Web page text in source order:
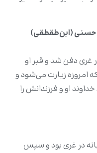
حسنی (ابن‌طقطقی)
غری دفن شد و قبر او
امروزه زیارت می‌شود و
او و فرزندانش را
در غری بود و سپس